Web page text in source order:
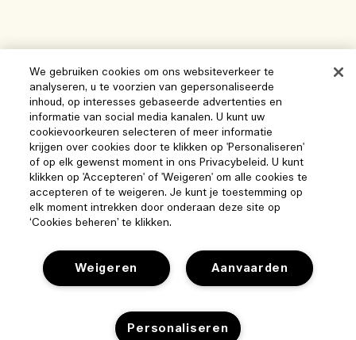
Veelgestelde vragen
We gebruiken cookies om ons websiteverkeer te
analyseren, u te voorzien van gepersonaliseerde
inhoud, op interesses gebaseerde advertenties en
informatie van social media kanalen. U kunt uw
cookievoorkeuren selecteren of meer informatie
krijgen over cookies door te klikken op 'Personaliseren'
of op elk gewenst moment in ons Privacybeleid. U kunt
klikken op 'Accepteren' of 'Weigeren' om alle cookies te
accepteren of te weigeren. Je kunt je toestemming op
elk moment intrekken door onderaan deze site op
‘Cookies beheren’ te klikken.
Aanvaarden
Weigeren
Personaliseren